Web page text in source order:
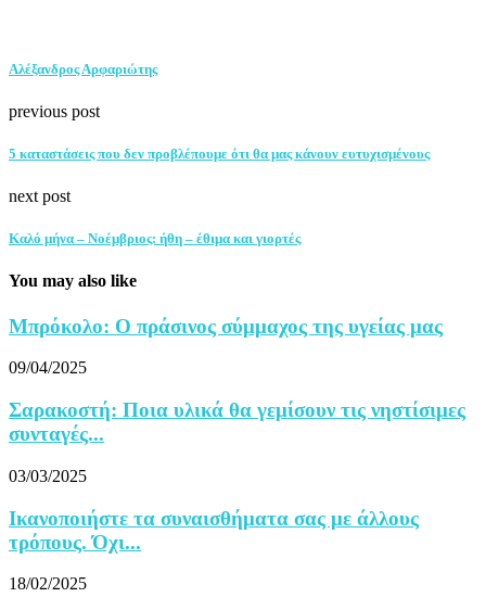
Αλέξανδρος Αρφαριώτης
previous post
5 καταστάσεις που δεν προβλέπουμε ότι θα μας κάνουν ευτυχισμένους
next post
Καλό μήνα – Νοέμβριος: ήθη – έθιμα και γιορτές
You may also like
Μπρόκολο: Ο πράσινος σύμμαχος της υγείας μας
09/04/2025
Σαρακοστή: Ποια υλικά θα γεμίσουν τις νηστίσιμες
συνταγές...
03/03/2025
Ικανοποιήστε τα συναισθήματα σας με άλλους
τρόπους. Όχι...
18/02/2025